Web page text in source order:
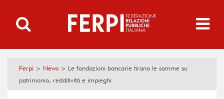
Ferpi > News > Le fondazioni bancarie tirano le somme su
patrimonio, redditività e impieghi